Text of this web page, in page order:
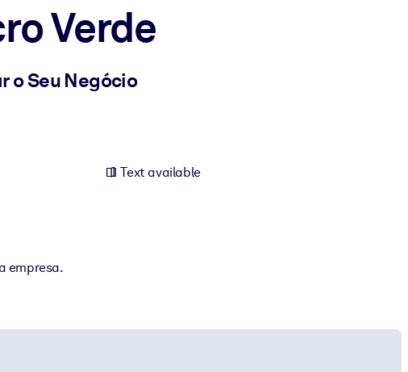
Verde
o Seu Negócio
Text available
empresa.